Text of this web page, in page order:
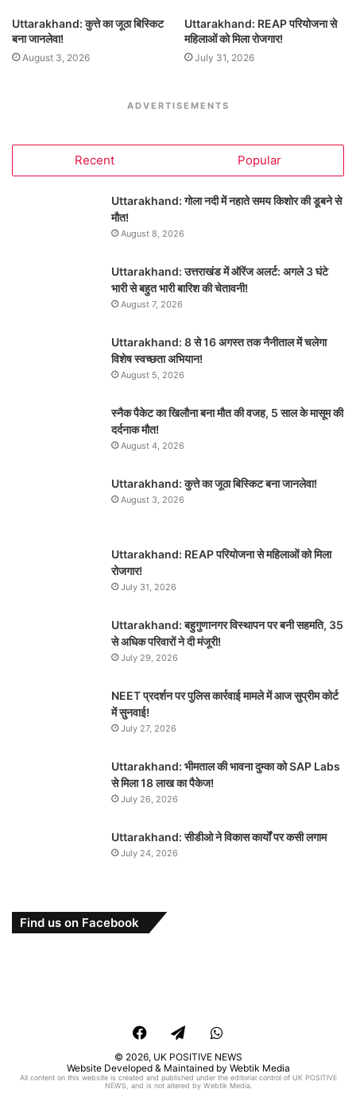
Uttarakhand: कुत्ते का जूठा बिस्किट
बना जानलेवा!
August 3, 2026
Uttarakhand: REAP परियोजना से
महिलाओं को मिला रोजगार!
July 31, 2026
ADVERTISEMENTS
Recent Popular
Uttarakhand: गोला नदी में नहाते समय किशोर की डूबने से
मौत!
August 8, 2026
Uttarakhand: उत्तराखंड में ऑरेंज अलर्ट: अगले 3 घंटे
भारी से बहुत भारी बारिश की चेतावनी!
August 7, 2026
Uttarakhand: 8 से 16 अगस्त तक नैनीताल में चलेगा
विशेष स्वच्छता अभियान!
August 5, 2026
स्नैक पैकेट का खिलौना बना मौत की वजह, 5 साल के मासूम की
दर्दनाक मौत!
August 4, 2026
Uttarakhand: कुत्ते का जूठा बिस्किट बना जानलेवा!
August 3, 2026
Uttarakhand: REAP परियोजना से महिलाओं को मिला
रोजगार!
July 31, 2026
Uttarakhand: बहुगुणानगर विस्थापन पर बनी सहमति, 35
से अधिक परिवारों ने दी मंजूरी!
July 29, 2026
NEET प्रदर्शन पर पुलिस कार्रवाई मामले में आज सुप्रीम कोर्ट
में सुनवाई!
July 27, 2026
Uttarakhand: भीमताल की भावना दुम्का को SAP Labs
से मिला 18 लाख का पैकेज!
July 26, 2026
Uttarakhand: सीडीओ ने विकास कार्यों पर कसी लगाम
July 24, 2026
Find us on Facebook
FacebookTelegramWhatsApp
© 2026, UK POSITIVE NEWS
Website Developed & Maintained by Webtik Media
All content on this website is created and published under the editorial control of UK POSITIVE
NEWS, and is not altered by Webtik Media.